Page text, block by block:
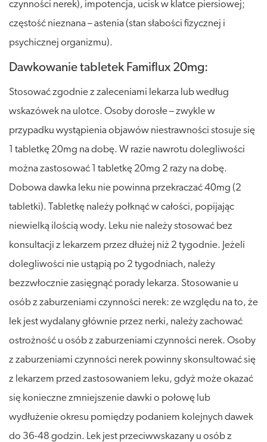
czynności nerek), impotencja, ucisk w klatce piersiowej;
częstość nieznana – astenia (stan słabości fizycznej i
psychicznej organizmu).
Dawkowanie tabletek Famiflux 20mg:
Stosować zgodnie z zaleceniami lekarza lub według
wskazówek na ulotce. Osoby dorosłe – zwykle w
przypadku wystąpienia objawów niestrawności stosuje się
1 tabletkę 20mg na dobę. W razie nawrotu dolegliwości
można zastosować 1 tabletkę 20mg 2 razy na dobę.
Dobowa dawka leku nie powinna przekraczać 40mg (2
tabletki). Tabletkę należy połknąć w całości, popijając
niewielką ilością wody. Leku nie należy stosować bez
konsultacji z lekarzem przez dłużej niż 2 tygodnie. Jeżeli
dolegliwości nie ustąpią po 2 tygodniach, należy
bezzwłocznie zasięgnąć porady lekarza. Stosowanie u
osób z zaburzeniami czynności nerek: ze względu na to, że
lek jest wydalany głównie przez nerki, należy zachować
ostrożność u osób z zaburzeniami czynności nerek. Osoby
z zaburzeniami czynności nerek powinny skonsultować się
z lekarzem przed zastosowaniem leku, gdyż może okazać
się konieczne zmniejszenie dawki o połowę lub
wydłużenie okresu pomiędzy podaniem kolejnych dawek
do 36-48 godzin. Lek jest przeciwwskazany u osób z